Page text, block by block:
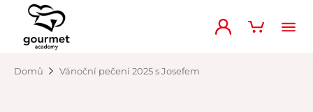
Domů Vánoční pečení 2025 s Josefem